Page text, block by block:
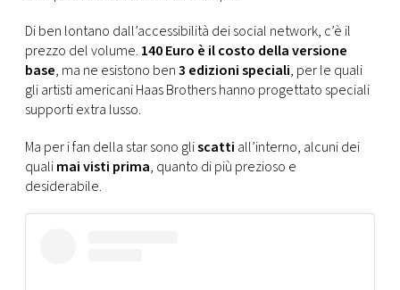
Di ben lontano dall’accessibilità dei social network, c’è il
prezzo del volume. 140 Euro è il costo della versione
base, ma ne esistono ben3 edizioni speciali, per le quali
gli artisti americani Haas Brothers hanno progettato speciali
supporti extra lusso.
Ma per i fan della star sono gliscatti all’interno, alcuni dei
qualimai visti prima, quanto di più prezioso e
desiderabile.